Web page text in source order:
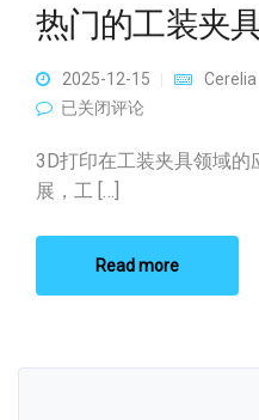
热门的工装夹
2025-12-15 Cerelia
热门的工装夹具3D打印推荐
已关闭评论
3D打印在工装夹具领域
展，工 […]
Read more